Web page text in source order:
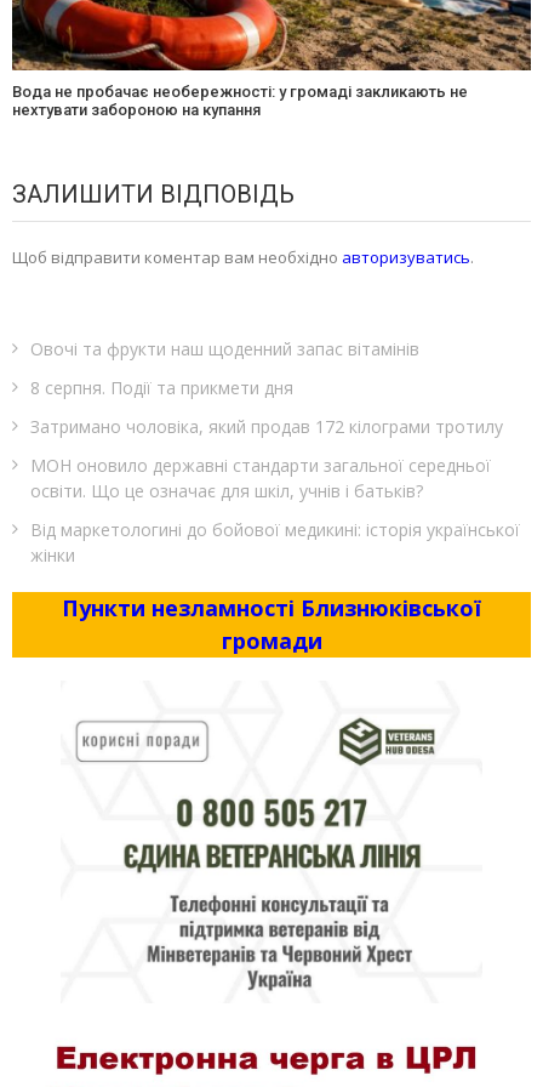
Вода не пробачає необережності: у громаді закликають не
нехтувати забороною на купання
ЗАЛИШИТИ ВІДПОВІДЬ
Щоб відправити коментар вам необхідно авторизуватись.
Овочі та фрукти наш щоденний запас вітамінів
8 серпня. Події та прикмети дня
Затримано чоловіка, який продав 172 кілограми тротилу
МОН оновило державні стандарти загальної середньої
освіти. Що це означає для шкіл, учнів і батьків?
Від маркетологині до бойової медикині: історія української
жінки
Пункти незламності Близнюківської
громади